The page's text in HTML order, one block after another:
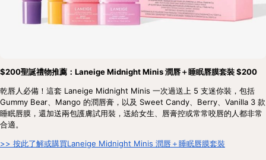
$200聖誕禮物推薦：Laneige Midnight Minis 潤唇＋睡眠唇膜套裝 $200
乾唇人必備！這套 Laneige Midnight Minis 一次過送上 5 支迷你裝，包括
Gummy Bear、Mango 的潤唇膏，以及 Sweet Candy、Berry、Vanilla 3 款
睡眠唇膜，還加送兩包護膚試用裝，送給女生、唇膏控或常常咬唇的人都非常
合適。
>> 按此了解或購買Laneige Midnight Minis 潤唇＋睡眠唇膜套裝